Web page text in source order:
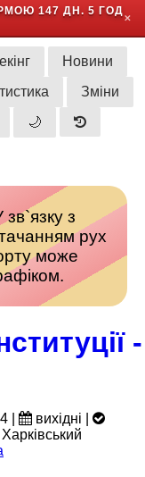
147 ДН. 5 ГОД
✕
Новини
Зміни
🌙
з
рух
може
-
|
вихідні |